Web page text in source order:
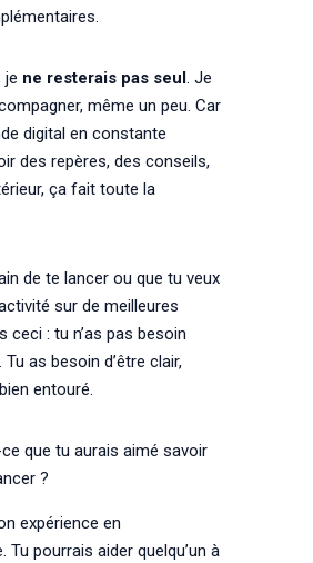
je ne resterais pas seul. Je
même un peu. Car
digital en constante
des repères, des conseils,
ça fait toute la
de te lancer ou que tu veux
sur de meilleures
ceci : tu n’as pas besoin
Tu as besoin d’être clair,
entouré.
que tu aurais aimé savoir
?
expérience en
Tu pourrais aider quelqu’un à